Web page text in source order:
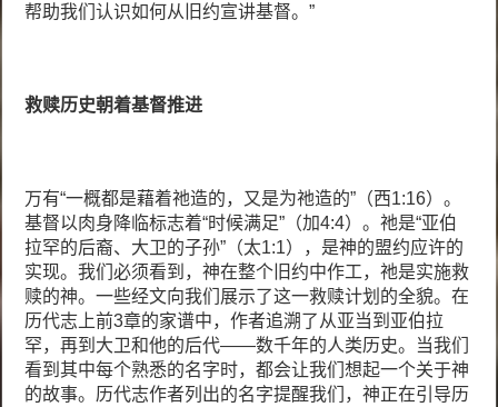
帮助我们认识如何从旧约宣讲基督。”
救赎历史朝着基督推进
万有“一概都是藉着祂造的，又是为祂造的”（西1:16）。
基督以肉身降临标志着“时候满足”（加4:4）。祂是“亚伯
拉罕的后裔、大卫的子孙”（太1:1），是神的盟约应许的
实现。我们必须看到，神在整个旧约中作工，祂是实施救
赎的神。一些经文向我们展示了这一救赎计划的全貌。在
历代志上前3章的家谱中，作者追溯了从亚当到亚伯拉
罕，再到大卫和他的后代——数千年的人类历史。当我们
看到其中每个熟悉的名字时，都会让我们想起一个关于神
的故事。历代志作者列出的名字提醒我们，神正在引导历